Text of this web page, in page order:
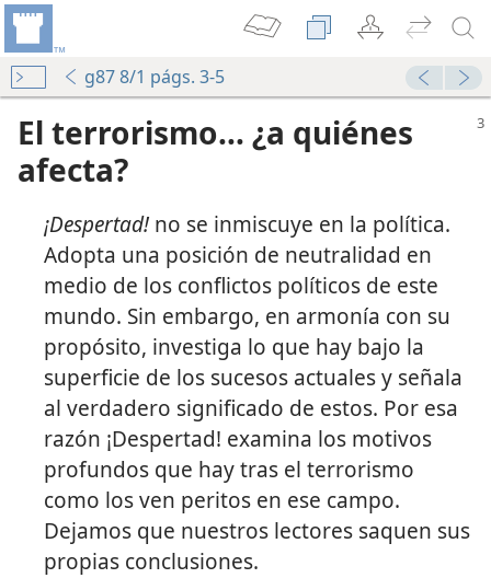
g87 8/1 págs. 3-5
El terrorismo... ¿a quiénes
afecta?
¡Despertad! no se inmiscuye en la política.
Adopta una posición de neutralidad en
medio de los conflictos políticos de este
mundo. Sin embargo, en armonía con su
propósito, investiga lo que hay bajo la
superficie de los sucesos actuales y señala
al verdadero significado de estos. Por esa
razón ¡Despertad! examina los motivos
profundos que hay tras el terrorismo
como los ven peritos en ese campo.
Dejamos que nuestros lectores saquen sus
propias conclusiones.